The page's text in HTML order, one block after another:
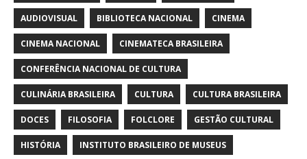
AUDIOVISUAL BIBLIOTECA NACIONAL CINEMA
CINEMA NACIONAL CINEMATECA BRASILEIRA
CONFERÊNCIA NACIONAL DE CULTURA
CULINÁRIA BRASILEIRA CULTURA CULTURA BRASILEIRA
DOCES FILOSOFIA FOLCLORE GESTÃO CULTURAL
HISTÓRIA INSTITUTO BRASILEIRO DE MUSEUS